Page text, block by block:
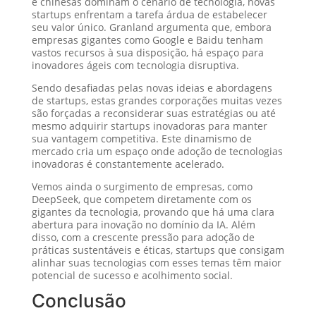
startups enfrentam a tarefa árdua de estabelecer
seu valor único. Granland argumenta que, embora
empresas gigantes como Google e Baidu tenham
vastos recursos à sua disposição, há espaço para
inovadores ágeis com tecnologia disruptiva.
Sendo desafiadas pelas novas ideias e abordagens
de startups, estas grandes corporações muitas vezes
são forçadas a reconsiderar suas estratégias ou até
mesmo adquirir startups inovadoras para manter
sua vantagem competitiva. Este dinamismo de
mercado cria um espaço onde adoção de tecnologias
inovadoras é constantemente acelerado.
Vemos ainda o surgimento de empresas, como
DeepSeek, que competem diretamente com os
gigantes da tecnologia, provando que há uma clara
abertura para inovação no domínio da IA. Além
disso, com a crescente pressão para adoção de
práticas sustentáveis e éticas, startups que consigam
alinhar suas tecnologias com esses temas têm maior
potencial de sucesso e acolhimento social.
Conclusão